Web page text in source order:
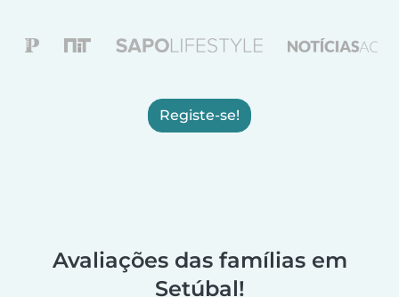
Registe-se!
Avaliações das famílias em
Setúbal!